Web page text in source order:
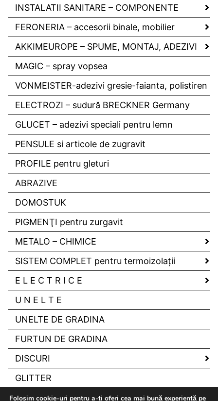
INSTALATII SANITARE – COMPONENTE
FERONERIA – accesorii binale, mobilier
AKKIMEUROPE – SPUME, MONTAJ, ADEZIVI
MAGIC – spray vopsea
VONMEISTER-adezivi gresie-faianta, polistiren
ELECTROZI – sudură BRECKNER Germany
GLUCET – adezivi speciali pentru lemn
PENSULE si articole de zugravit
PROFILE pentru gleturi
ABRAZIVE
DOMOSTUK
PIGMENŢI pentru zurgavit
METALO – CHIMICE
SISTEM COMPLET pentru termoizolaţii
E L E C T R I C E
U N E L T E
UNELTE DE GRADINA
FURTUN DE GRADINA
DISCURI
GLITTER
Folosim cookie-uri pentru a-ți oferi cea mai bună experiență pe